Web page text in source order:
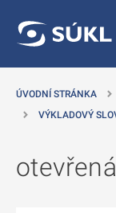
ÚVODNÍ STRÁNKA
VÝKLADOVÝ